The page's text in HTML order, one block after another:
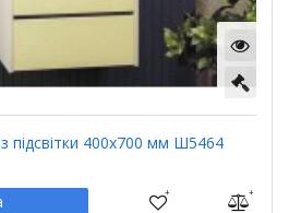
підсвітки 400х700 мм Ш5464